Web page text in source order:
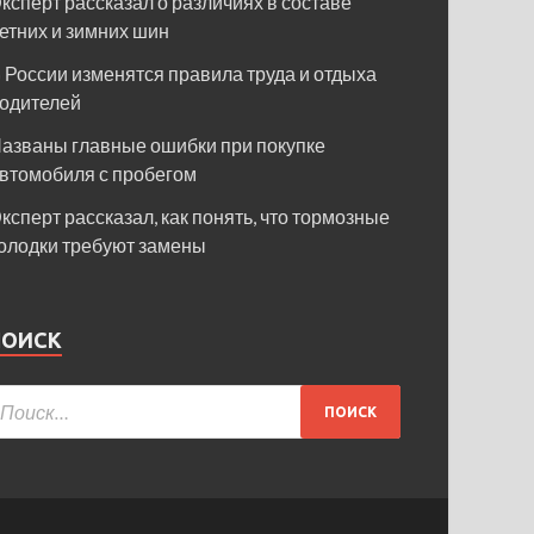
и зимних шин
России изменятся правила труда и отдыха
главные ошибки при покупке
с пробегом
рассказал, как понять, что тормозные
требуют замены